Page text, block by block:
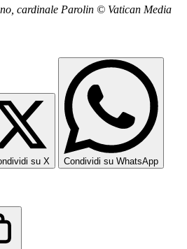
cardinale Parolin © Vatican Media
su X Condividi su WhatsApp